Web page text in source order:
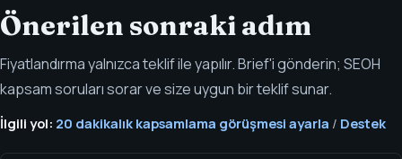
Önerilen sonraki adım
Fiyatlandırma yalnızca teklif ile yapılır. Brief'i gönderin; SEOH
kapsam soruları sorar ve size uygun bir teklif sunar.
İlgili yol: 20 dakikalık kapsamlama görüşmesi ayarla / Destek